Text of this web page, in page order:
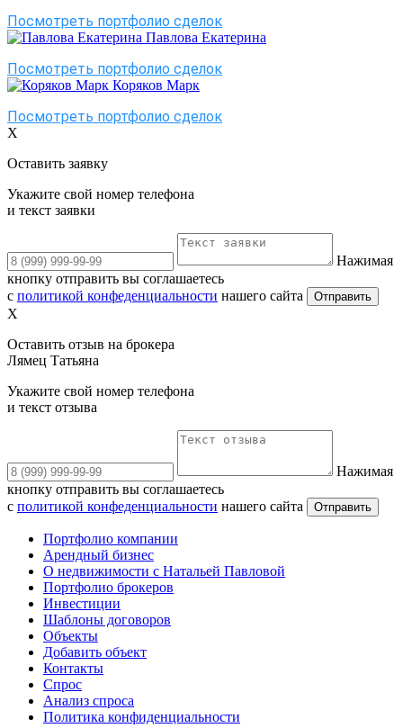
Посмотреть портфолио сделок
Павлова Екатерина
Посмотреть портфолио сделок
Коряков Марк
Посмотреть портфолио сделок
X
Оставить заявку
Укажите свой номер телефона
и текст заявки
Нажимая
кнопку отправить вы соглашаетесь
с политикой конфеденциальности нашего сайта Отправить
X
Оставить отзыв на брокера
Лямец Татьяна
Укажите свой номер телефона
и текст отзыва
Нажимая
кнопку отправить вы соглашаетесь
с политикой конфеденциальности нашего сайта Отправить
Портфолио компании
Арендный бизнес
О недвижимости с Натальей Павловой
Портфолио брокеров
Инвестиции
Шаблоны договоров
Объекты
Добавить объект
Контакты
Спрос
Анализ спроса
Политика конфиденциальности